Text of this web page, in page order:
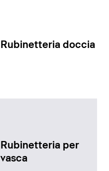
Rubinetteria doccia
Rubinetteria per
vasca